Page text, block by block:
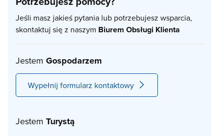
Jeśli masz jakieś pytania lub potrzebujesz wsparcia,
skontaktuj się z naszym Biurem Obsługi Klienta
Jestem Gospodarzem
Wypełnij formularz kontaktowy
Jestem Turystą